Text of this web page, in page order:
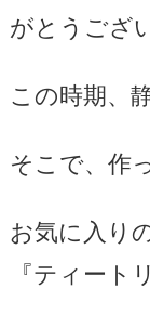
がとうござ
この時期、
そこで、作
お気に入り
『ティート